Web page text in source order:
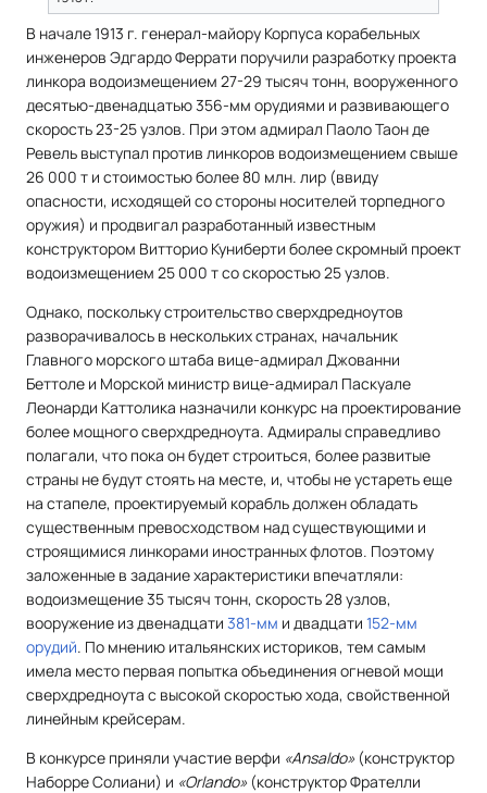
В начале 1913 г. генерал-майору Корпуса корабельных
инженеров Эдгардо Феррати поручили разработку проекта
линкора водоизмещением 27-29 тысяч тонн, вооруженного
десятью-двенадцатью 356-мм орудиями и развивающего
скорость 23-25 узлов. При этом адмирал Паоло Таон де
Ревель выступал против линкоров водоизмещением свыше
26 000 т и стоимостью более 80 млн. лир (ввиду
опасности, исходящей со стороны носителей торпедного
оружия) и продвигал разработанный известным
конструктором Витторио Куниберти более скромный проект
водоизмещением 25 000 т со скоростью 25 узлов.
Однако, поскольку строительство сверхдредноутов
разворачивалось в нескольких странах, начальник
Главного морского штаба вице-адмирал Джованни
Беттоле и Морской министр вице-адмирал Паскуале
Леонарди Каттолика назначили конкурс на проектирование
более мощного сверхдредноута. Адмиралы справедливо
полагали, что пока он будет строиться, более развитые
страны не будут стоять на месте, и, чтобы не устареть еще
на стапеле, проектируемый корабль должен обладать
существенным превосходством над существующими и
строящимися линкорами иностранных флотов. Поэтому
заложенные в задание характеристики впечатляли:
водоизмещение 35 тысяч тонн, скорость 28 узлов,
вооружение из двенадцати 381-мм и двадцати 152-мм
орудий. По мнению итальянских историков, тем самым
имела место первая попытка объединения огневой мощи
сверхдредноута с высокой скоростью хода, свойственной
линейным крейсерам.
В конкурсе приняли участие верфи «Ansaldo»(конструктор
Наборре Солиани) и «Orlando»(конструктор Фрателли